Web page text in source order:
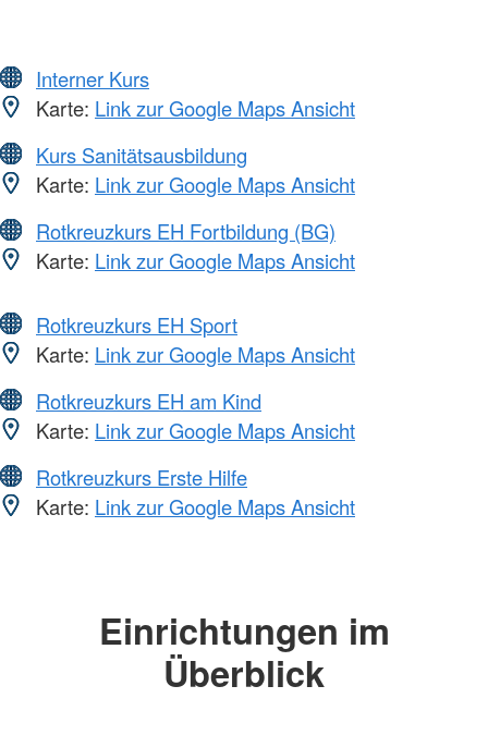
Interner Kurs
Karte: Link zur Google Maps Ansicht
Kurs Sanitätsausbildung
Karte: Link zur Google Maps Ansicht
Rotkreuzkurs EH Fortbildung (BG)
Karte: Link zur Google Maps Ansicht
Rotkreuzkurs EH Sport
Karte: Link zur Google Maps Ansicht
Rotkreuzkurs EH am Kind
Karte: Link zur Google Maps Ansicht
Rotkreuzkurs Erste Hilfe
Karte: Link zur Google Maps Ansicht
Einrichtungen im
Überblick